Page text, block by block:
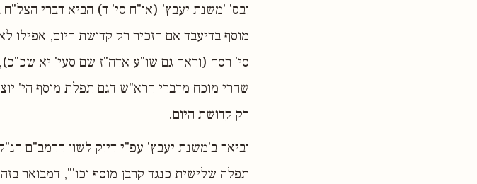
ובס' 'משנת יעבץ' (או"ח סי' ד) הביא דברי
מוסף בדיעבד אם הזכיר רק קדושת היום, אפילו
סי' רסח (וראה גם שו"ע אדה"ז שם סעי' יא
שהרי מוכח מדברי הרא"ש דגם תפלת מוסף הי'
רק קדושת היום.
וביאר ב'משנת יעבץ' עפ"י דיוק לשון הרמב"ם
תפלה שלישית כנגד קרבן מוסף וכו'", דמבואר